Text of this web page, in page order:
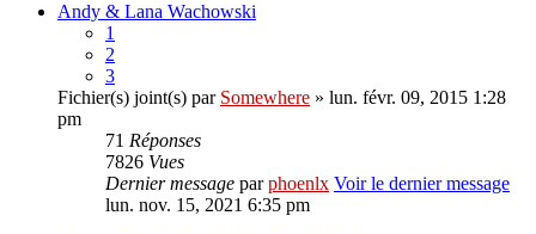
Andy & Lana Wachowski
1
2
3
Fichier(s) joint(s) par Somewhere » lun. févr. 09, 2015 1:28
pm
71 Réponses
7826 Vues
Dernier message parphoenlx Voir le dernier message
lun. nov. 15, 2021 6:35 pm